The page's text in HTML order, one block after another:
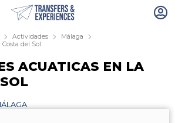
Actividades
Málaga
del Sol
ACUATICAS EN LA